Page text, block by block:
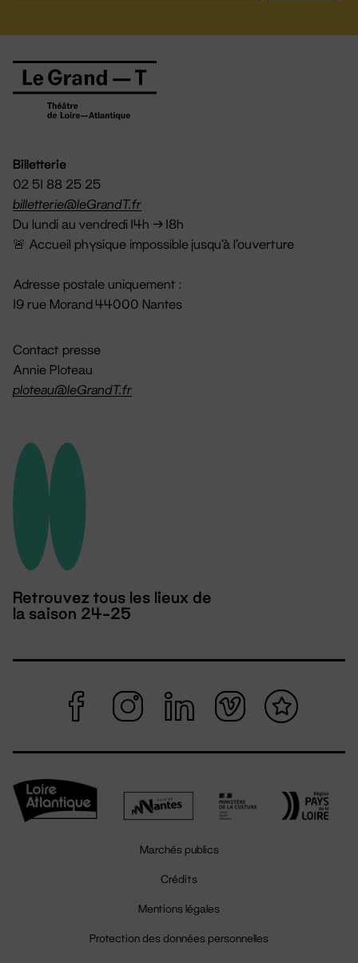
Billetterie
02 51 88 25 25
billetterie@leGrandT.fr
Du lundi au vendredi 14h → 18h
🚨 Accueil physique impossible jusqu'à l'ouverture
Adresse postale uniquement :
19 rue Morand 44000 Nantes
Contact presse
Annie Ploteau
ploteau@leGrandT.fr
Retrouvez tous les lieux de
la saison 24-25
Marchés publics
Crédits
Mentions légales
Protection des données personnelles